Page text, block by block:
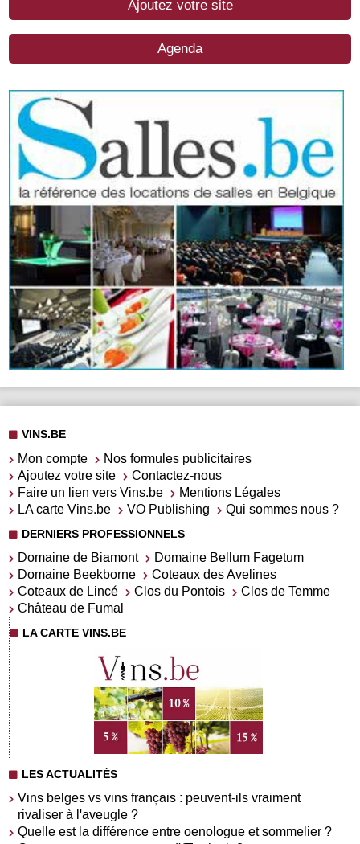
Ajoutez votre site
Agenda
VINS.BE
Mon compte
Nos formules publicitaires
Ajoutez votre site
Contactez-nous
Faire un lien vers Vins.be
Mentions Légales
LA carte Vins.be
VO Publishing Qui sommes nous ?
DERNIERS PROFESSIONNELS
Domaine de Biamont
Domaine Bellum Fagetum
Domaine Beekborne
Coteaux des Avelines
Coteaux de Lincé
Clos du Pontois
Clos de Temme
Château de Fumal
LA CARTE VINS.BE
LES ACTUALITÉS
Vins belges vs vins français : peuvent-ils vraiment
rivaliser à l'aveugle ?
Quelle est la différence entre oenologue et sommelier ?